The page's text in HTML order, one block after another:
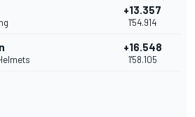
+13.357
1'54.914
+16.548
1'58.105